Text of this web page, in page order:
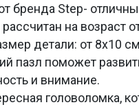
бренда Step-
на возраст
детали: от 8х10
пазл поможет
и внимание.
головоломка,